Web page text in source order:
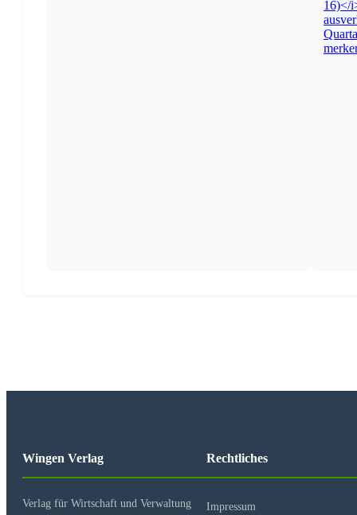
Wingen Verlag
Verlag für Wirtschaft und Verwaltung
Rechtliches
Impressum